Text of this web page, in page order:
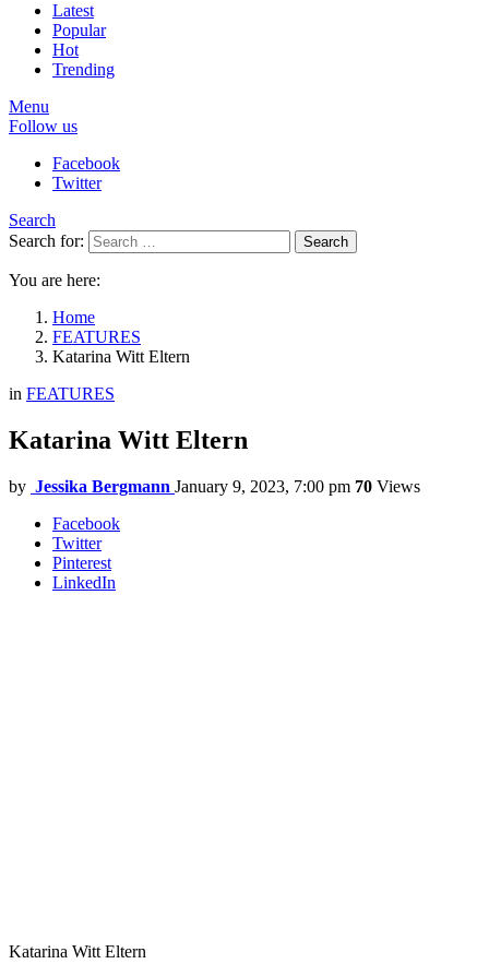
Latest
Popular
Hot
Trending
Menu
Follow us
Facebook
Twitter
Search
Search for:
Search
You are here:
Home
FEATURES
Katarina Witt Eltern
in FEATURES
Katarina Witt Eltern
by Jessika Bergmann January 9, 2023, 7:00 pm 70 Views
Facebook
Twitter
Pinterest
LinkedIn
Katarina Witt Eltern